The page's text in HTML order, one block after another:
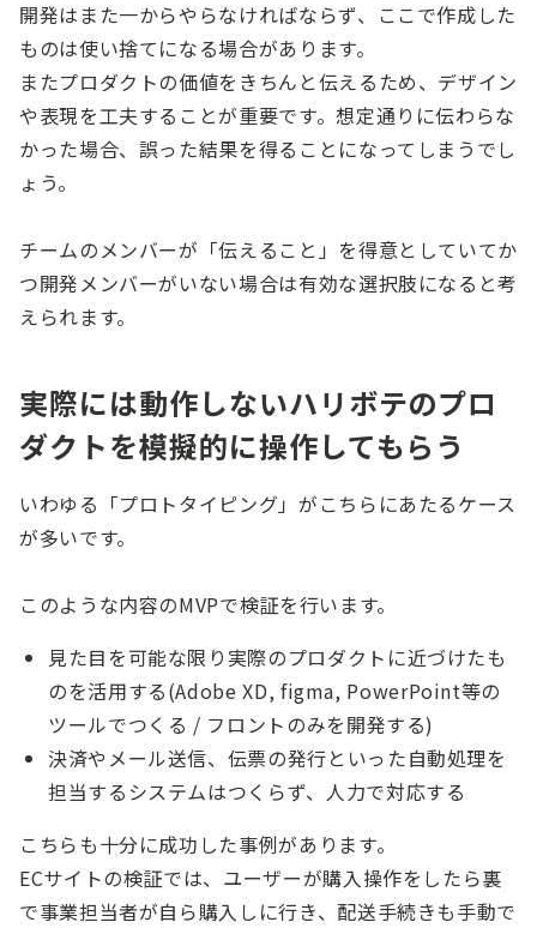
開発はまた一からやらなければならず、ここで作成した
ものは使い捨てになる場合があります。
またプロダクトの価値をきちんと伝えるため、デザイン
や表現を工夫することが重要です。想定通りに伝わらな
かった場合、誤った結果を得ることになってしまうでし
ょう。
チームのメンバーが「伝えること」を得意としていてか
つ開発メンバーがいない場合は有効な選択肢になると考
えられます。
実際には動作しないハリボテのプロ
ダクトを模擬的に操作してもらう
いわゆる「プロトタイピング」がこちらにあたるケース
が多いです。
このような内容のMVPで検証を行います。
見た目を可能な限り実際のプロダクトに近づけたも
のを活用する(Adobe XD, figma, PowerPoint等の
ツールでつくる / フロントのみを開発する)
決済やメール送信、伝票の発行といった自動処理を
担当するシステムはつくらず、人力で対応する
こちらも十分に成功した事例があります。
ECサイトの検証では、ユーザーが購入操作をしたら裏
で事業担当者が自ら購入しに行き、配送手続きも手動で